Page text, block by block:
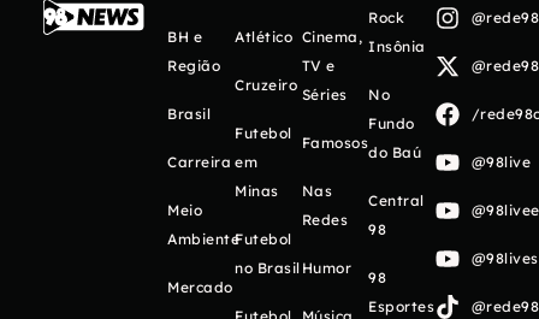
BH e
Região
Brasil
Carreira
Meio
Ambiente
Mercado
Atlético
Cruzeiro
Futebol
em
Minas
Futebol
no Brasil
Cinema,
TV e
Séries
Famosos
Nas
Redes
Humor
Rock
Insônia
No
Fundo
do Baú
Central
98
98
Esportes
/
@98live